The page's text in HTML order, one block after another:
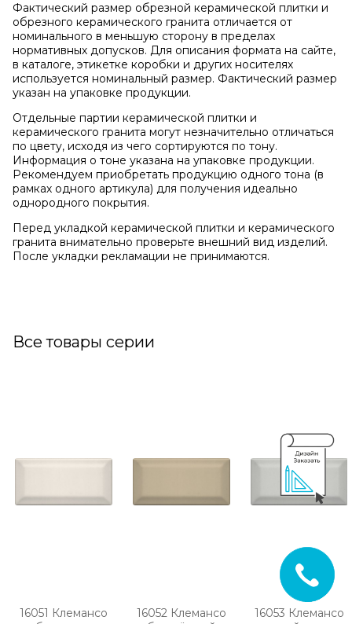
Фактический размер обрезной керамической плитки и
обрезного керамического гранита отличается от
номинального в меньшую сторону в пределах
нормативных допусков. Для описания формата на сайте,
в каталоге, этикетке коробки и других носителях
используется номинальный размер. Фактический размер
указан на упаковке продукции.
Отдельные партии керамической плитки и
керамического гранита могут незначительно отличаться
по цвету, исходя из чего сортируются по тону.
Информация о тоне указана на упаковке продукции.
Рекомендуем приобретать продукцию одного тона (в
рамках одного артикула) для получения идеально
однородного покрытия.
Перед укладкой керамической плитки и керамического
гранита внимательно проверьте внешний вид изделий.
После укладки рекламации не принимаются.
Все товары серии
16051 Клемансо
16052 Клемансо
16053 Клемансо